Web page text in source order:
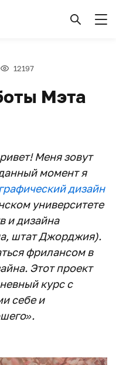
12197
Мэта
Меня зовут
момент я
дизайн
университете
и дизайна
штат Джорджия).
фрилансом в
Этот проект
курс с
себе и